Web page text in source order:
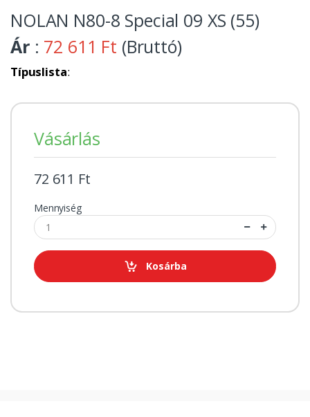
NOLAN N80-8 Special 09 XS (55)
Ár : 72 611 Ft (Bruttó)
Típuslista:
Vásárlás
72 611 Ft
Mennyiség
Kosárba